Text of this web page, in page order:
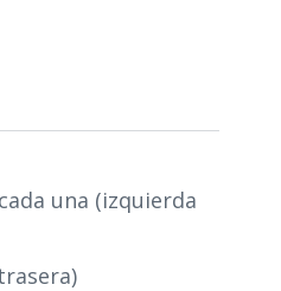
una (izquierda